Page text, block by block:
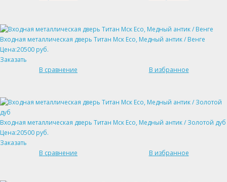
Входная металлическая дверь Титан Мск Eco, Медный антик / Венге
Цена:20500 руб.
Заказать
В сравнение
В избранное
Входная металлическая дверь Титан Мск Eco, Медный антик / Золотой дуб
Цена:20500 руб.
Заказать
В сравнение
В избранное